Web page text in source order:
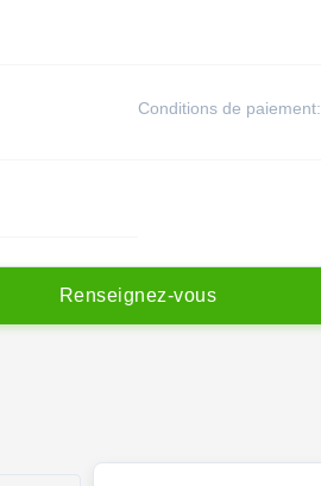
Conditions de paiement:
Renseignez-vous